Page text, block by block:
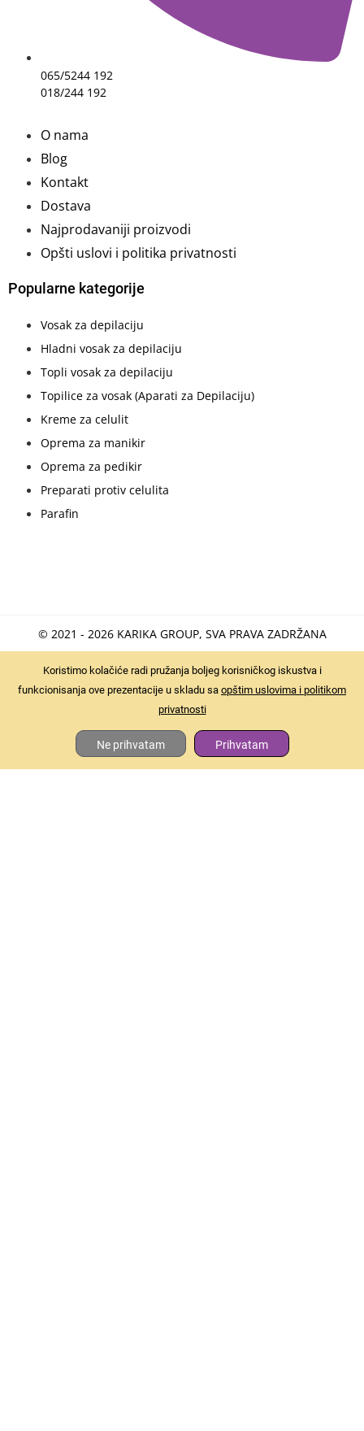
065/5244 192
018/244 192
O nama
Blog
Kontakt
Dostava
Najprodavaniji proizvodi
Opšti uslovi i politika privatnosti
Popularne kategorije
Vosak za depilaciju
Hladni vosak za depilaciju
Topli vosak za depilaciju
Topilice za vosak (Aparati za Depilaciju)
Kreme za celulit
Oprema za manikir
Oprema za pedikir
Preparati protiv celulita
Parafin
© 2021 - 2026 KARIKA GROUP, SVA PRAVA ZADRŽANA
Koristimo kolačiće radi pružanja boljeg korisničkog iskustva i
funkcionisanja ove prezentacije u skladu sa opštim uslovima i politikom
privatnosti
Ne prihvatam Prihvatam